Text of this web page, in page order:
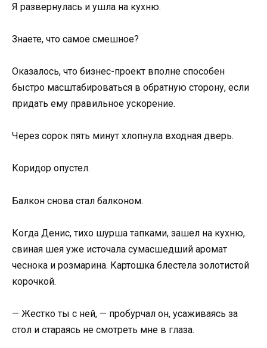
Я развернулась и ушла на кухню.
Знаете, что самое смешное?
Оказалось, что бизнес-проект вполне способен
быстро масштабироваться в обратную сторону, если
придать ему правильное ускорение.
Через сорок пять минут хлопнула входная дверь.
Коридор опустел.
Балкон снова стал балконом.
Когда Денис, тихо шурша тапками, зашел на кухню,
свиная шея уже источала сумасшедший аромат
чеснока и розмарина. Картошка блестела золотистой
корочкой.
— Жестко ты с ней, — пробурчал он, усаживаясь за
стол и стараясь не смотреть мне в глаза.